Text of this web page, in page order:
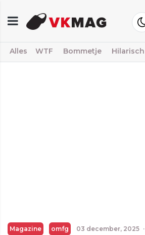
Alles WTF Bommetje Hilarisch
Magazine omfg 03 december, 2025 ·